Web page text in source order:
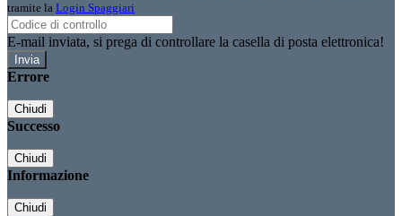
tramite la Login Spaggiari
E-mail inviata, si prega di controllare la casella di posta elettronica!
Errore
Chiudi
Successo
Chiudi
Informazione
Chiudi